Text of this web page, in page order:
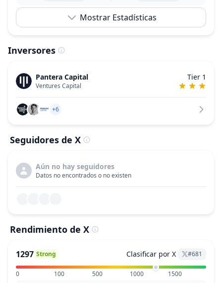
Mostrar Estadísticas
Inversores
Pantera Capital
Ventures Capital
Tier 1
+6
Seguidores de X
Aún no hay seguidores
Datos no encontrados o no existen
Rendimiento de X
1297 Strong Clasificar por X #681
0 100 500 1000
1500